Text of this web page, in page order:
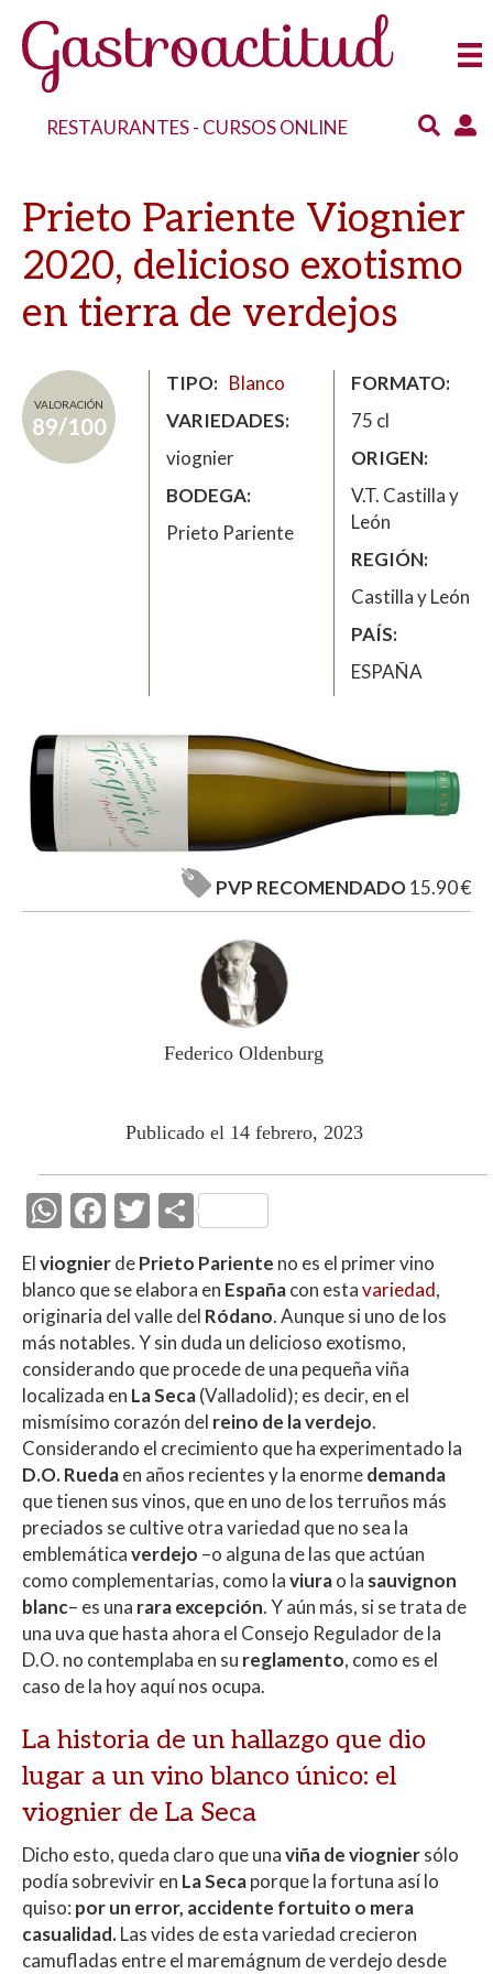
RESTAURANTES- CURSOS ONLINE
Prieto Pariente Viognier
2020, delicioso exotismo
en tierra de verdejos
VALORACIÓN
89/100
TIPO
Blanco
VARIEDADES
viognier
BODEGA
Prieto Pariente
FORMATO
75 cl
ORIGEN
V.T. Castilla y
León
REGIÓN
Castilla y León
PAÍS
ESPAÑA
PVP RECOMENDADO15.90 €
Federico Oldenburg
Publicado el 14 febrero, 2023
W
at
s
A
p
p
F
ac
e
b
o
o
k
T
w
itt
er
C
o
m
p
ar
ti
r
ElviognierdePrieto Pariente no es el primer vino
blanco que se elabora en Españacon estavariedad,
originaria del valle del Ródano. Aunque si uno de los
más notables. Y sin duda un delicioso exotismo,
considerando que procede de una pequeña viña
localizada en La Seca(Valladolid); es decir, en el
mismísimo corazón del reino de la verdejo.
Considerando el crecimiento que ha experimentado la
D.O. Ruedaen años recientes y la enormedemanda
que tienen sus vinos, que en uno de los terruños más
preciados se cultive otra variedad que no sea la
emblemáticaverdejo –o alguna de las que actúan
como complementarias, como laviurao la sauvignon
blanc– es una rara excepción. Y aún más, si se trata de
una uva que hasta ahora el Consejo Regulador de la
D.O. no contemplaba en su reglamento, como es el
caso de la hoy aquí nos ocupa.
La historia de un hallazgo que dio
lugar a un vino blanco único: el
viognier de La Seca
Dicho esto, queda claro que unaviña de viogniersólo
podía sobrevivir en La Secaporque la fortuna así lo
quiso: por un error, accidente fortuito o mera
casualidad.Las vides de esta variedad crecieron
camufladas entre el maremágnum de verdejo desde